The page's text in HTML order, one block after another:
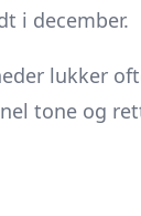
i december.
lukker
tone og
et